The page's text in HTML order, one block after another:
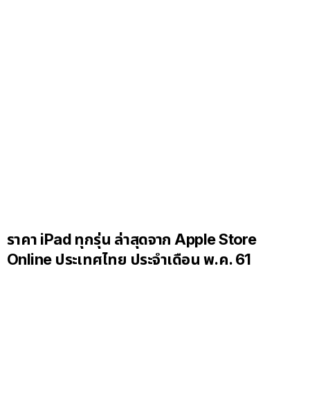
ราคา iPad ทุกรุ่น ล่าสุดจาก Apple Store
Online ประเทศไทย ประจำเดือน พ.ค. 61